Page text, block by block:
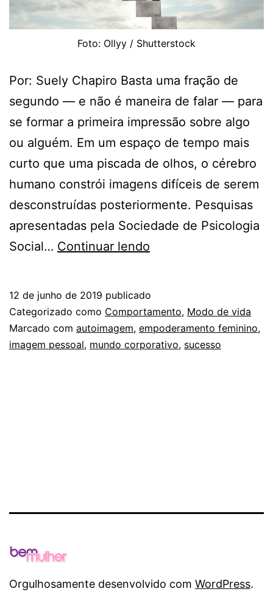
Foto: Ollyy / Shutterstock
Por: Suely Chapiro Basta uma fração de
segundo — e não é maneira de falar — para
se formar a primeira impressão sobre algo
ou alguém. Em um espaço de tempo mais
curto que uma piscada de olhos, o cérebro
humano constrói imagens difíceis de serem
desconstruídas posteriormente. Pesquisas
apresentadas pela Sociedade de Psicologia
Social… Continuar lendo
sua
imagem
pode
ferramenta
12 de junho de 2019 publicado
Categorizado como Comportamento, Modo de vida
Marcado com autoimagem, empoderamento feminino,
imagem pessoal, mundo corporativo, sucesso
Orgulhosamente desenvolvido com WordPress.